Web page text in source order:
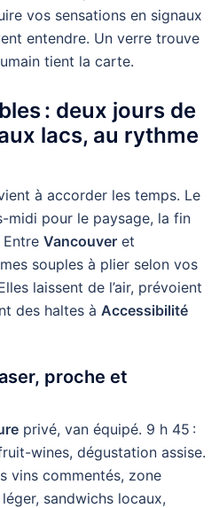
vos sensations en signaux
entendre. Un verre trouve
tient la carte.
: deux jours de
lacs, au rythme
à accorder les temps. Le
midi pour le paysage, la fin
Vancouver et
souples à plier selon vos
laissent de l’air, prévoient
des haltes à Accessibilité
proche et
privé, van équipé. 9 h 45 :
wines, dégustation assise.
vins commentés, zone
sandwichs locaux,